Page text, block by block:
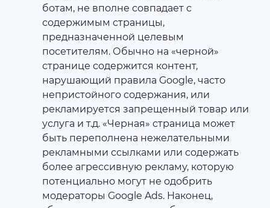
ботам, не вполне совпадает с
содержимым страницы,
предназначенной целевым
посетителям. Обычно на «черной»
странице содержится контент,
нарушающий правила Google, часто
непристойного содержания, или
рекламируется запрещенный товар или
услуга и т.д. «Черная» страница может
быть переполнена нежелательными
рекламными ссылками или содержать
более агрессивную рекламу, которую
потенциально могут не одобрить
модераторы Google Ads. Наконец,